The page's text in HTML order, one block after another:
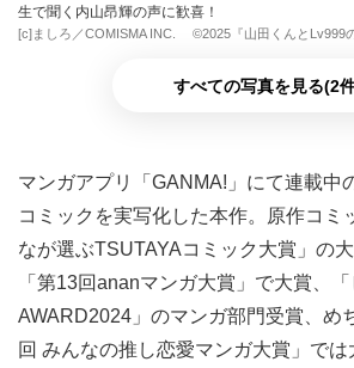
生で聞く内山昂輝の声に歓喜！
[c]ましろ／COMISMA INC. ©2025『山田くんとLv999
すべての写真を見る(2
マンガアプリ「GANMA!」にて連載中
コミックを実写化した本作。原作コミ
なが選ぶTSUTAYAコミック大賞」の
「第13回ananマンガ大賞」で大賞、
AWARD2024」のマンガ部門受賞、め
回 みんなの推し恋愛マンガ大賞」では